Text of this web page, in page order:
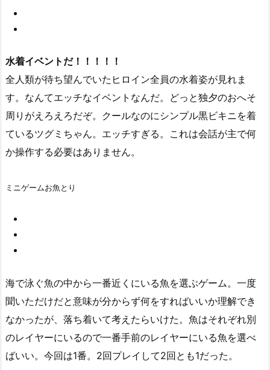
水着イベントだ！！！！！
全人類が待ち望んでいたヒロイン全員の水着姿が見れま
す。なんてエッチなイベントなんだ。どっと独夕のおへそ
周りがえろえろだぞ。クールなのにシンプル黒ビキニを着
ているツグミちゃん。エッチすぎる。これは会話が主で何
か操作する必要はありません。
ミニゲームお魚とり
海で泳ぐ魚の中から一番近くにいる魚を選ぶゲーム。一度
聞いただけだと意味が分からず何をすればいいか理解でき
なかったが、落ち着いて考えたらいけた。魚はそれぞれ別
のレイヤーにいるので一番手前のレイヤーにいる魚を選べ
ばいい。今回は1番。2回プレイして2回とも1だった。